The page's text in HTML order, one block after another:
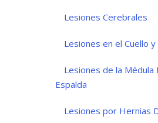
Lesiones Cerebrales
Lesiones en el Cuello y
Lesiones de la Médula
Espalda
Lesiones por Hernias